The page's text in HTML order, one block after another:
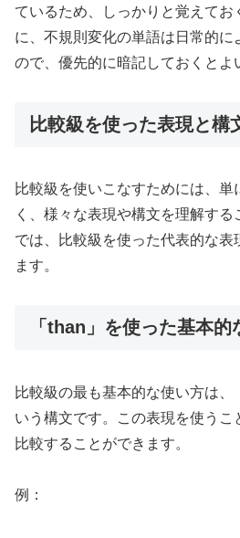
ているため、しっかりと覚えてお
に、不規則変化の単語は日常的に
ので、優先的に暗記しておくとよ
比較級を使った表現と構
比較級を使いこなすためには、単
く、様々な表現や構文を理解す
では、比較級を使った代表的な表
ます。
「than」を使った基本的
比較級の最も基本的な使い方は、
いう構文です。この表現を使う
比較することができます。
例：